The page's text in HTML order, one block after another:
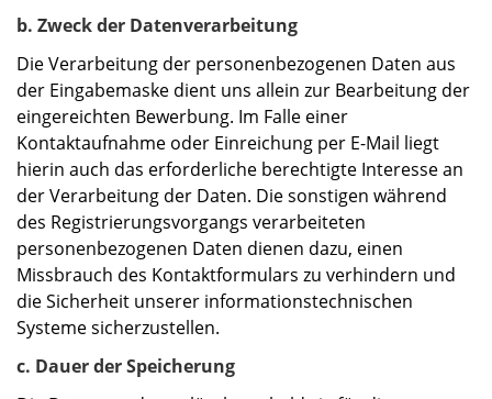
b. Zweck der Datenverarbeitung
Die Verarbeitung der personenbezogenen Daten aus
der Eingabemaske dient uns allein zur Bearbeitung der
eingereichten Bewerbung. Im Falle einer
Kontaktaufnahme oder Einreichung per E-Mail liegt
hierin auch das erforderliche berechtigte Interesse an
der Verarbeitung der Daten. Die sonstigen während
des Registrierungsvorgangs verarbeiteten
personenbezogenen Daten dienen dazu, einen
Missbrauch des Kontaktformulars zu verhindern und
die Sicherheit unserer informationstechnischen
Systeme sicherzustellen.
c. Dauer der Speicherung